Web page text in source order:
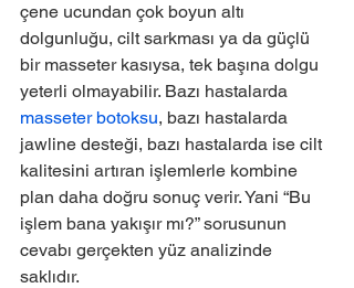
çene ucundan çok boyun altı
dolgunluğu, cilt sarkması ya da güçlü
bir masseter kasıysa, tek başına dolgu
yeterli olmayabilir. Bazı hastalarda
masseter botoksu, bazı hastalarda
jawline desteği, bazı hastalarda ise cilt
kalitesini artıran işlemlerle kombine
plan daha doğru sonuç verir. Yani “Bu
işlem bana yakışır mı?” sorusunun
cevabı gerçekten yüz analizinde
saklıdır.